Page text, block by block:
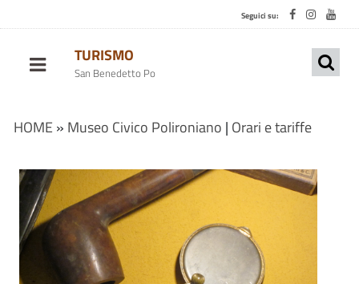
Seguici su:
TURISMO
San Benedetto Po
HOME » Museo Civico Polironiano | Orari e tariffe